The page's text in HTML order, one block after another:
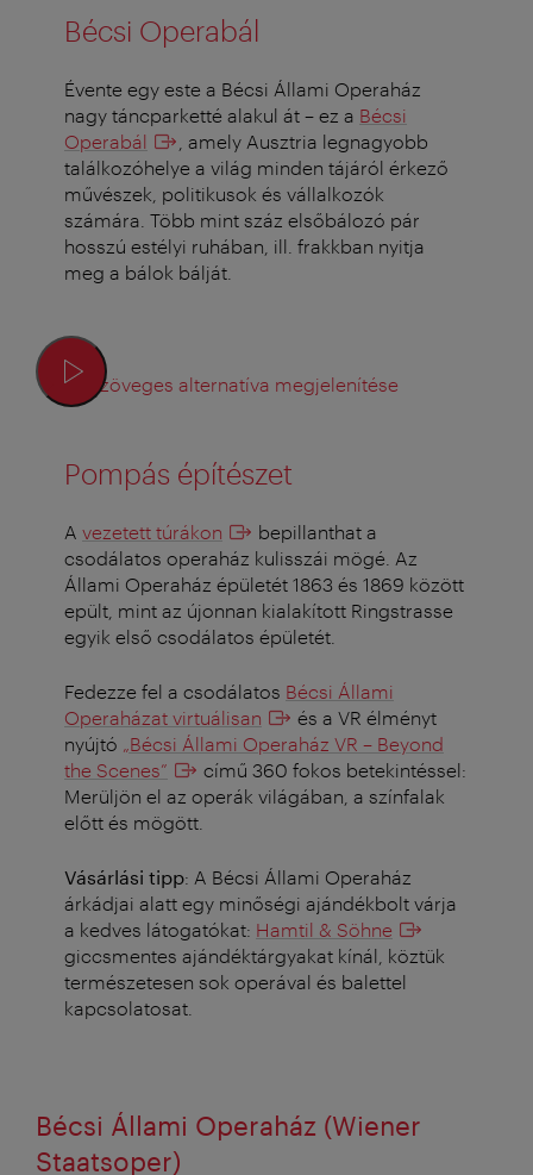
Bécsi Operabál
Évente egy este a Bécsi Állami Operaház
nagy táncparketté alakul át – ez a Bécsi
Operabál
, amely Ausztria legnagyobb
találkozóhelye a világ minden tájáról érkező
művészek, politikusok és vállalkozók
számára. Több mint száz elsőbálozó pár
hosszú estélyi ruhában, ill. frakkban nyitja
meg a bálok bálját.
Szöveges alternatíva megjelenítése
Pompás építészet
A vezetett túrákon
bepillanthat a
csodálatos operaház kulisszái mögé. Az
Állami Operaház épületét 1863 és 1869 között
epült, mint az újonnan kialakított Ringstrasse
egyik első csodálatos épületét.
Fedezze fel a csodálatos Bécsi Állami
Operaházat virtuálisan
és a VR élményt
nyújtó „Bécsi Állami Operaház VR – Beyond
the Scenes”
című 360 fokos betekintéssel:
Merüljön el az operák világában, a színfalak
előtt és mögött.
Vásárlási tipp: A Bécsi Állami Operaház
árkádjai alatt egy minőségi ajándékbolt várja
a kedves látogatókat: Hamtil & Söhne
giccsmentes ajándéktárgyakat kínál, köztük
természetesen sok operával és balettel
kapcsolatosat.
Bécsi Állami Operaház (Wiener
Staatsoper)